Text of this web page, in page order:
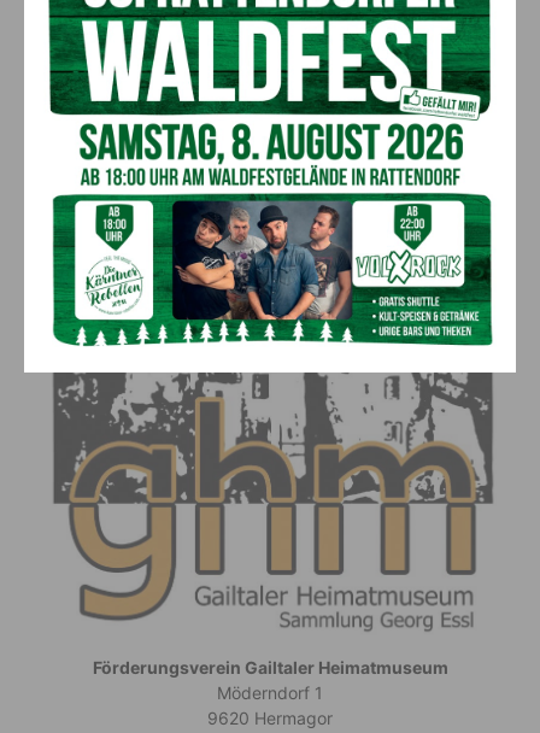
erleben.
Das gesamte Programm des Kultursommers, der Ende Juli
startet, finden Sie auf unserer Homepage unter: gailtaler-
heimatmuseum.at/termine
Förderungsverein Gailtaler Heimatmuseum
Möderndorf 1
9620 Hermagor